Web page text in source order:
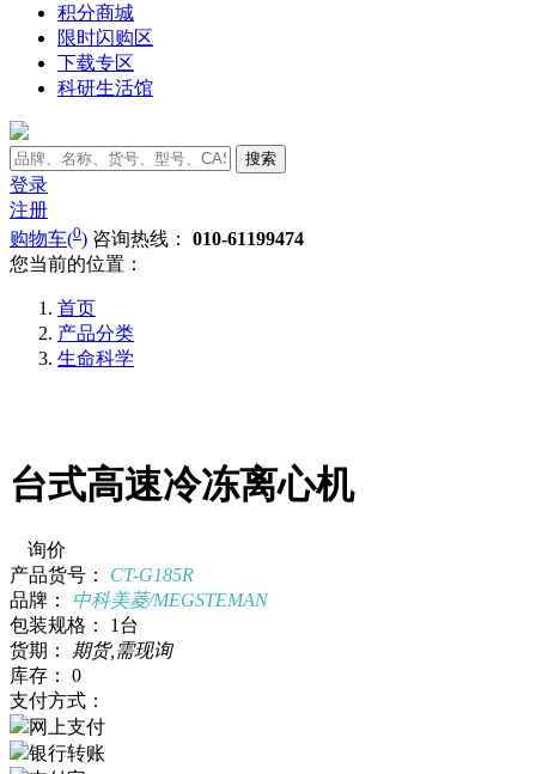
积分商城
限时闪购区
下载专区
科研生活馆
搜索
登录
注册
购物车(0) 咨询热线： 010-61199474
您当前的位置：
首页
产品分类
生命科学
台式高速冷冻离心机
询价
产品货号：
CT-G185R
品牌：
中科美菱/MEGSTEMAN
包装规格：
1台
货期：
期货,需现询
库存：
0
支付方式：
网上支付
银行转账